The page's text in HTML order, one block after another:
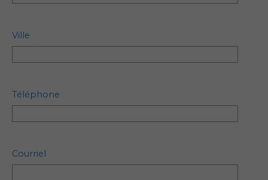
Ville
Téléphone
Courriel